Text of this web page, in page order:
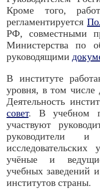
Кроме того,
регламентируется
РФ, совместными
Министерства по
руководящими
В институте
уровня, в том числе
Деятельность
совет. В учебном
участвуют
руководители и
исследовательских
учёные и
учебных заведений
институтов страны.